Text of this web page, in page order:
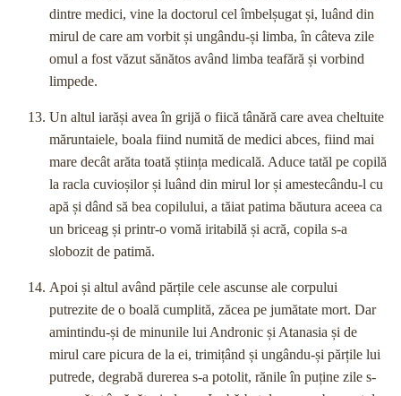
dintre medici, vine la doctorul cel îmbelșugat și, luând din
mirul de care am vorbit și ungându-și limba, în câteva zile
omul a fost văzut sănătos având limba teafără și vorbind
limpede.
Un altul iarăși avea în grijă o fiică tânără care avea cheltuite
măruntaiele, boala fiind numită de medici abces, fiind mai
mare decât arăta toată știința medicală. Aduce tatăl pe copilă
la racla cuvioșilor și luând din mirul lor și amestecându-l cu
apă și dând să bea copilului, a tăiat patima băutura aceea ca
un briceag și printr-o vomă iritabilă și acră, copila s-a
slobozit de patimă.
Apoi și altul având părțile cele ascunse ale corpului
putrezite de o boală cumplită, zăcea pe jumătate mort. Dar
amintindu-și de minunile lui Andronic și Atanasia și de
mirul care picura de la ei, trimițând și ungându-și părțile lui
putrede, degrabă durerea s-a potolit, rănile în puține zile s-